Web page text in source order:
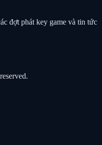
đợt phát key game và tin tức